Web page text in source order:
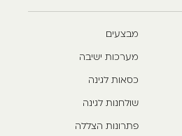
מבצעים
מערכות ישיבה
כסאות לגינה
שולחנות לגינה
פתרונות הצללה